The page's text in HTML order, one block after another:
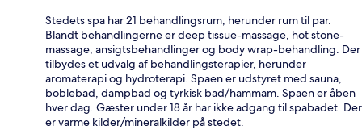
Stedets spa har 21 behandlingsrum, herunder rum til par.
Blandt behandlingerne er deep tissue-massage, hot stone-
massage, ansigtsbehandlinger og body wrap-behandling. Der
tilbydes et udvalg af behandlingsterapier, herunder
aromaterapi og hydroterapi. Spaen er udstyret med sauna,
boblebad, dampbad og tyrkisk bad/hammam. Spaen er åben
hver dag. Gæster under 18 år har ikke adgang til spabadet. Der
er varme kilder/mineralkilder på stedet.